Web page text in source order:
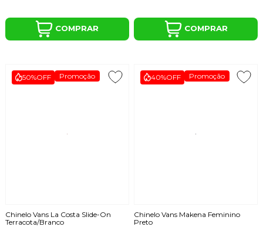
COMPRAR COMPRAR
50%OFF Promoção
Chinelo Vans La Costa Slide-On
Terracota/Branco
40%OFF Promoção
Chinelo Vans Makena Feminino
Preto